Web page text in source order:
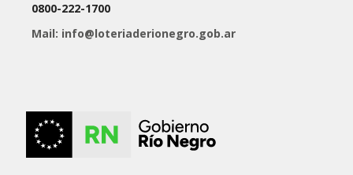
0800-222-1700
Mail: info@loteriaderionegro.gob.ar